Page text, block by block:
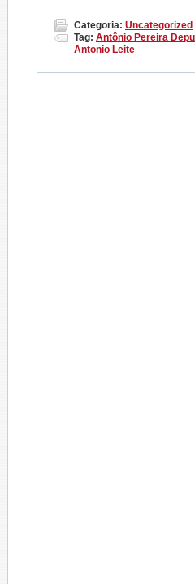
Categoria: Uncategorized
Tag: Antônio Pereira
Antonio Leite